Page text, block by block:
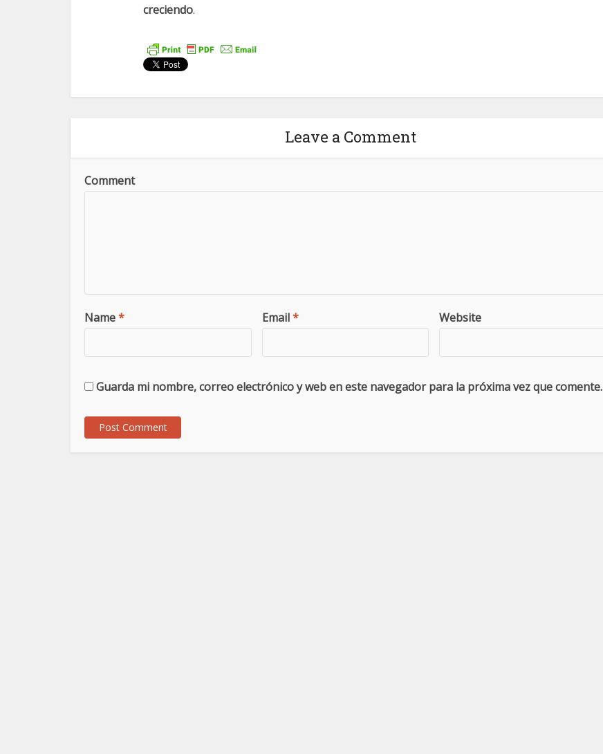
creciendo.
Leave a Comment
Comment
Name* Email* Website
Guarda mi nombre, correo electrónico y web en este navegador para la próxima vez que comente.